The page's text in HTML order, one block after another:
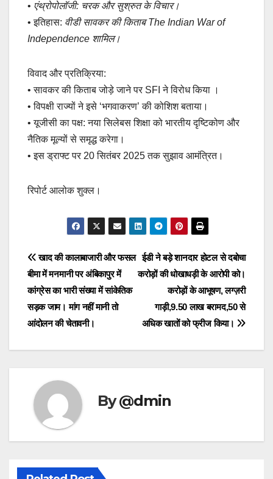
• एंथ्रोपोलॉजी: चरक और सुश्रुत के विचार।
• इतिहास: वीडी सावकर की किताब The Indian War of
Independence शामिल।
विवाद और प्रतिक्रिया:
• सावकर की किताब जोड़े जाने पर SFI ने विरोध किया ।
• विपक्षी राज्यों ने इसे ‘भगवाकरण’ की कोशिश बताया।
• यूजीसी का पक्ष: नया सिलेबस शिक्षा को भारतीय दृष्टिकोण और
नैतिक मूल्यों से समृद्ध करेगा।
• इस ड्राफ्ट पर 20 सितंबर 2025 तक सुझाव आमंत्रित।
रिपोर्ट आलोक शुक्ल।
Post
navigation
ईडी ने बड़े शानदार होटल से दबोचा
करोड़ों की धोखाधड़ी के आरोपी को।
करोड़ों के आभूषण, लग्ज़री
गाड़ी,9.50 लाख बरामद,50 से
अधिक खातों को फ्रीज किया।
खाद की कालाबाजारी और फसल
बीमा में मनमानी पर अंबिकापुर में
कांग्रेस का भारी संख्या में सांकेतिक
सड़क जाम। मांग नहीं मानी तो
आंदोलन की चेतावनी।
By@dmin